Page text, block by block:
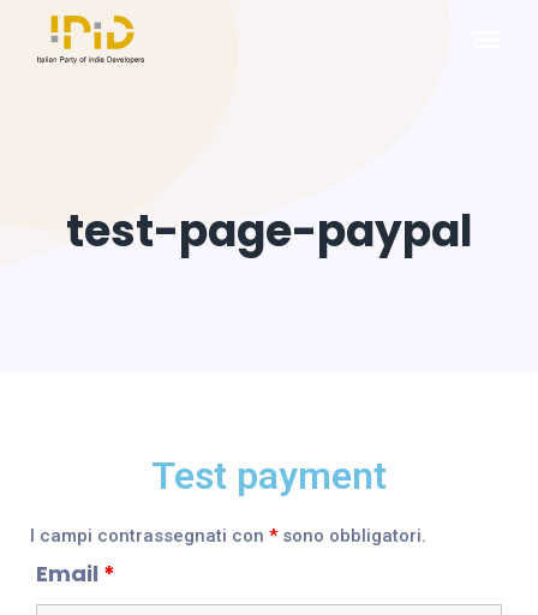
test-page-paypal
Test payment
I campi contrassegnati con *sono obbligatori.
Email *